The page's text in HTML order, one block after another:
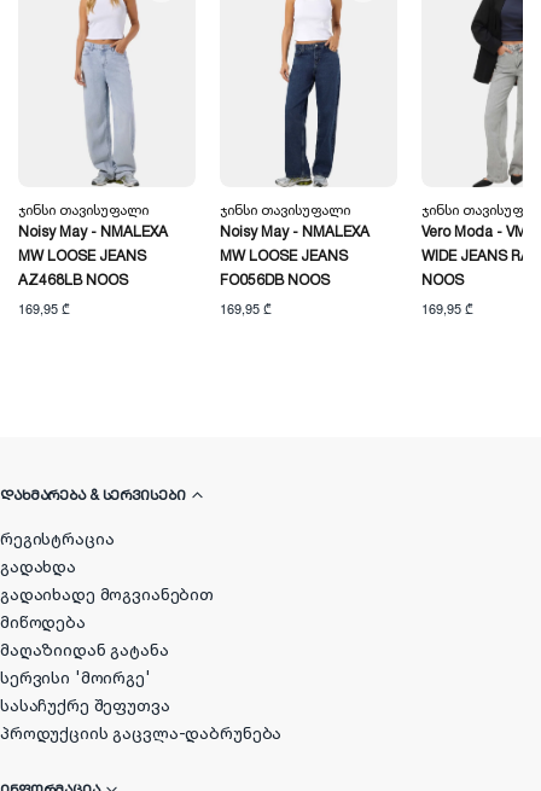
Ჯინსი Თავისუფალი
Noisy May - NMALEXA
MW LOOSE JEANS
AZ468LB NOOS
169,95 ₾
Ჯინსი Თავისუფალი
Noisy May - NMALEXA
MW LOOSE JEANS
FO056DB NOOS
169,95 ₾
Ჯინსი
Vero Moda -
WIDE JEANS
NOOS
169,95 ₾
ᲓᲐᲮᲛᲐᲠᲔᲑᲐ & ᲡᲔᲠᲕᲘᲡᲔᲑᲘ
რეგისტრაცია
გადახდა
გადაიხადე მოგვიანებით
მიწოდება
მაღაზიიდან გატანა
სერვისი 'მოირგე'
სასაჩუქრე შეფუთვა
პროდუქციის გაცვლა-დაბრუნება